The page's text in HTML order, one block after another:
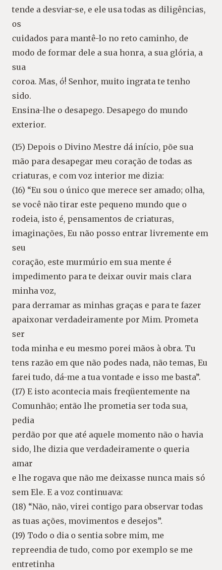
tende a desviar-se, e ele usa todas as diligências,
os
cuidados para mantê-lo no reto caminho, de
modo de formar dele a sua honra, a sua glória, a
sua
coroa. Mas, ó! Senhor, muito ingrata te tenho
sido.
Ensina-lhe o desapego. Desapego do mundo
exterior.
(15) Depois o Divino Mestre dá início, põe sua
mão para desapegar meu coração de todas as
criaturas, e com voz interior me dizia:
(16) “Eu sou o único que merece ser amado; olha,
se você não tirar este pequeno mundo que o
rodeia, isto é, pensamentos de criaturas,
imaginações, Eu não posso entrar livremente em
seu
coração, este murmúrio em sua mente é
impedimento para te deixar ouvir mais clara
minha voz,
para derramar as minhas graças e para te fazer
apaixonar verdadeiramente por Mim. Prometa
ser
toda minha e eu mesmo porei mãos à obra. Tu
tens razão em que não podes nada, não temas, Eu
farei tudo, dá-me a tua vontade e isso me basta”.
(17) E isto acontecia mais freqüentemente na
Comunhão; então lhe prometia ser toda sua,
pedia
perdão por que até aquele momento não o havia
sido, lhe dizia que verdadeiramente o queria
amar
e lhe rogava que não me deixasse nunca mais só
sem Ele. E a voz continuava:
(18) “Não, não, virei contigo para observar todas
as tuas ações, movimentos e desejos”.
(19) Todo o dia o sentia sobre mim, me
repreendia de tudo, como por exemplo se me
entretinha